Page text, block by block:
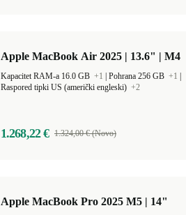
Apple MacBook Air 2025 | 13.6" | M4
Kapacitet RAM-a 16.0 GB +1 Pohrana 256 GB +1
Raspored tipki US (američki engleski) +2
1.268,22 € 1.324,00 € (Novo)
Apple MacBook Pro 2025 M5 | 14"